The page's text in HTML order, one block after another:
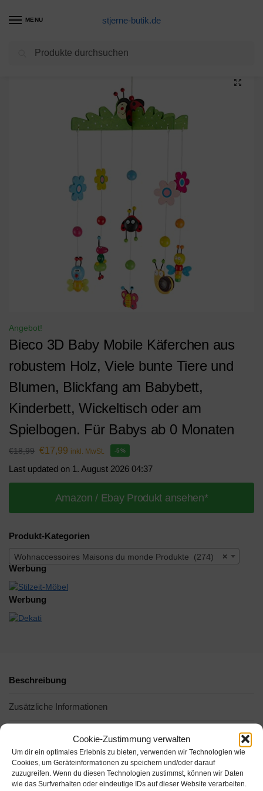
Cookie-Zustimmung verwalten
Um dir ein optimales Erlebnis zu bieten, verwenden wir Technologien wie
Cookies, um Geräteinformationen zu speichern und/oder darauf
zuzugreifen. Wenn du diesen Technologien zustimmst, können wir Daten
wie das Surfverhalten oder eindeutige IDs auf dieser Website verarbeiten.
MENU stjerne-butik.de
Wohnaccessoires Maisons du monde Produkte
Angebot!
Bieco 3D Baby Mobile Käferchen aus
robustem Holz, Viele bunte Tiere und
Blumen, Blickfang am Babybett,
Kinderbett, Wickeltisch oder am
Spielbogen. Für Babys ab 0 Monaten
€18,99 €17,99 inkl. MwSt. -5%
Last updated on 1. August 2026 04:37
Amazon / Ebay Produkt ansehen*
Produkt-Kategorien
×
Wohnaccessoires Maisons du monde Produkte (274)
Werbung
Werbung
Beschreibung
Zusätzliche Informationen
-5%